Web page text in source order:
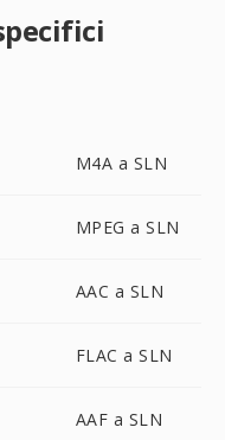
M4A a SLN
MPEG a SLN
AAC a SLN
FLAC a SLN
AAF a SLN